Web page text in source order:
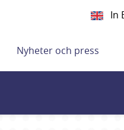
In
Nyheter och press